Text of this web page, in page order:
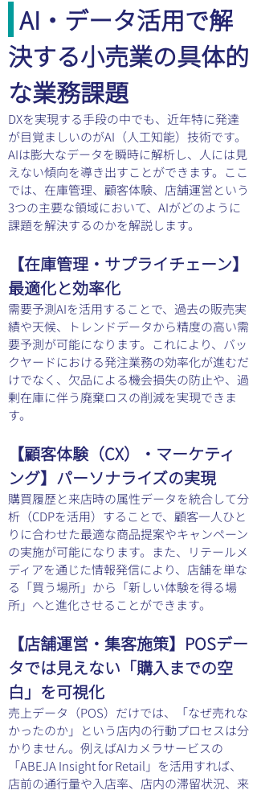
AI・データ活用で解
決する小売業の具体的
な業務課題
DXを実現する手段の中でも、近年特に発達
が目覚ましいのがAI（人工知能）技術です。
AIは膨大なデータを瞬時に解析し、人には見
えない傾向を導き出すことができます。ここ
では、在庫管理、顧客体験、店舗運営という
3つの主要な領域において、AIがどのように
課題を解決するのかを解説します。
【在庫管理・サプライチェーン】
最適化と効率化
需要予測AIを活用することで、過去の販売実
績や天候、トレンドデータから精度の高い需
要予測が可能になります。これにより、バッ
クヤードにおける発注業務の効率化が進むだ
けでなく、欠品による機会損失の防止や、過
剰在庫に伴う廃棄ロスの削減を実現できま
す。
【顧客体験（CX）・マーケティ
ング】パーソナライズの実現
購買履歴と来店時の属性データを統合して分
析（CDPを活用）することで、顧客一人ひと
りに合わせた最適な商品提案やキャンペーン
の実施が可能になります。また、リテールメ
ディアを通じた情報発信により、店舗を単な
る「買う場所」から「新しい体験を得る場
所」へと進化させることができます。
【店舗運営・集客施策】POSデー
タでは見えない「購入までの空
白」を可視化
売上データ（POS）だけでは、「なぜ売れな
かったのか」という店内の行動プロセスは分
かりません。 例えばAIカメラサービスの
「ABEJA Insight for Retail」 を活用すれば、
店前の通行量や入店率、店内の滞留状況、来